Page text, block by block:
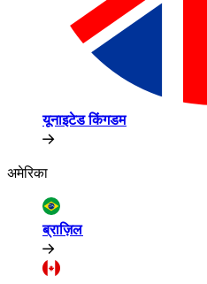
यूनाइटेड किंगडम​​
अमेरिका​​
ब्राज़िल​​